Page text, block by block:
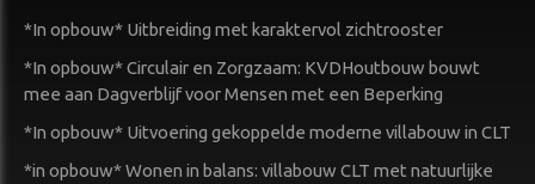
*In opbouw* Uitbreiding met karaktervol zichtrooster
*In opbouw* Circulair en Zorgzaam: KVDHoutbouw bouwt
mee aan Dagverblijf voor Mensen met een Beperking
*In opbouw* Uitvoering gekoppelde moderne villabouw in CLT
*in opbouw* Wonen in balans: villabouw CLT met natuurlijke